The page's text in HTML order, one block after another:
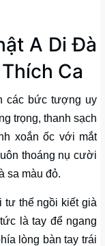
A Di Đà
Ca
các bức tượng uy
trọng, thanh sạch
xoắn ốc với mắt
thoáng nụ cười
sa màu đỏ.
thế ngồi kiết già
là tay để ngang
lòng bàn tay trái